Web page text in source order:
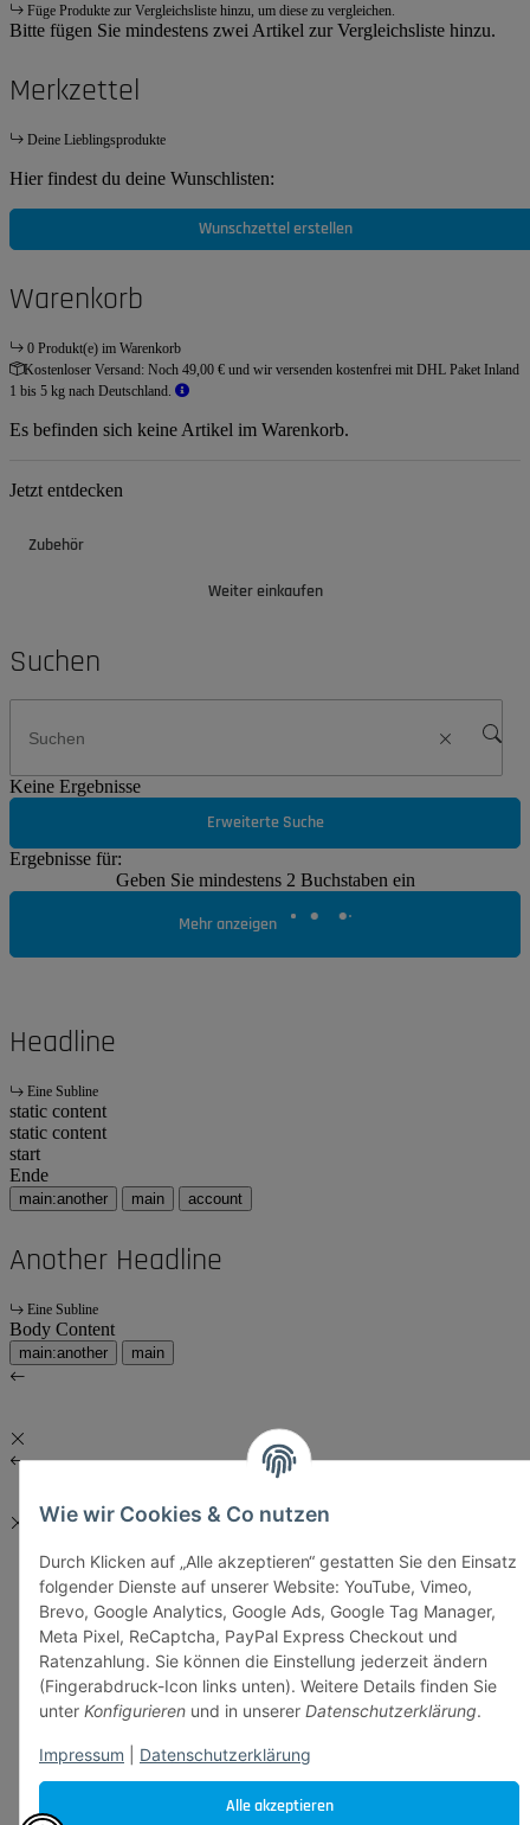
Alle akzeptieren
Wie wir Cookies & Co nutzen
Durch Klicken auf „Alle akzeptieren“ gestatten Sie den Einsatz
folgender Dienste auf unserer Website: YouTube, Vimeo,
Brevo, Google Analytics, Google Ads, Google Tag Manager,
Meta Pixel, ReCaptcha, PayPal Express Checkout und
Ratenzahlung. Sie können die Einstellung jederzeit ändern
(Fingerabdruck-Icon links unten). Weitere Details finden Sie
unter Konfigurieren und in unserer Datenschutzerklärung.
Impressum Datenschutzerklärung
Füge Produkte zur Vergleichsliste hinzu, um diese zu vergleichen.
Bitte fügen Sie mindestens zwei Artikel zur Vergleichsliste hinzu.
Merkzettel
Deine Lieblingsprodukte
Hier findest du deine Wunschlisten:
Wunschzettel erstellen
Warenkorb
0 Produkt(e) im Warenkorb
Kostenloser Versand: Noch 49,00 € und wir versenden kostenfrei mit DHL Paket Inland
1 bis 5 kg nach Deutschland.
Es befinden sich keine Artikel im Warenkorb.
Jetzt entdecken
Zubehör
Weiter einkaufen
Suchen
Keine Ergebnisse
Erweiterte Suche
Ergebnisse für:
Geben Sie mindestens 2 Buchstaben ein
Mehr anzeigen
Headline
Eine Subline
static content
static content
start
Ende
main:another main account
Another Headline
Eine Subline
Body Content
main:another main